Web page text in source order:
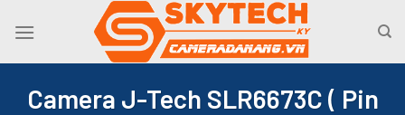
Camera J-Tech SLR6673C ( Pin